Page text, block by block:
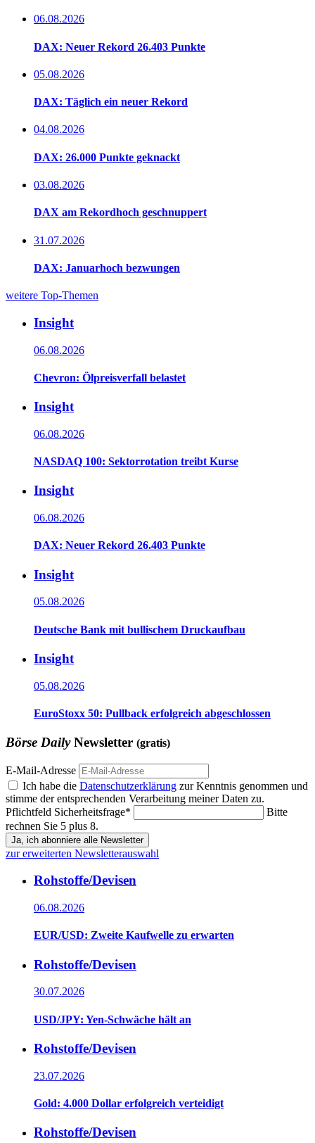
06.08.2026
DAX: Neuer Rekord 26.403 Punkte
05.08.2026
DAX: Täglich ein neuer Rekord
04.08.2026
DAX: 26.000 Punkte geknackt
03.08.2026
DAX am Rekordhoch geschnuppert
31.07.2026
DAX: Januarhoch bezwungen
weitere Top-Themen
Insight
06.08.2026
Chevron: Ölpreisverfall belastet
Insight
06.08.2026
NASDAQ 100: Sektorrotation treibt Kurse
Insight
06.08.2026
DAX: Neuer Rekord 26.403 Punkte
Insight
05.08.2026
Deutsche Bank mit bullischem Druckaufbau
Insight
05.08.2026
EuroStoxx 50: Pullback erfolgreich abgeschlossen
Börse DailyNewsletter (gratis)
E-Mail-Adresse
Ich habe die Datenschutzerklärung zur Kenntnis genommen und
stimme der entsprechenden Verarbeitung meiner Daten zu.
Pflichtfeld Sicherheitsfrage*
Bitte
rechnen Sie 5 plus 8.
Ja, ich abonniere alle Newsletter
zur erweiterten Newsletterauswahl
Rohstoffe/Devisen
06.08.2026
EUR/USD: Zweite Kaufwelle zu erwarten
Rohstoffe/Devisen
30.07.2026
USD/JPY: Yen-Schwäche hält an
Rohstoffe/Devisen
23.07.2026
Gold: 4.000 Dollar erfolgreich verteidigt
Rohstoffe/Devisen